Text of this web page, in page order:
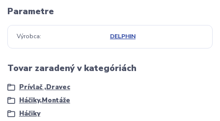
Parametre
Výrobca DELPHIN
Tovar zaradený v kategóriách
Prívlač ,Dravec
Háčiky,Montáže
Háčiky